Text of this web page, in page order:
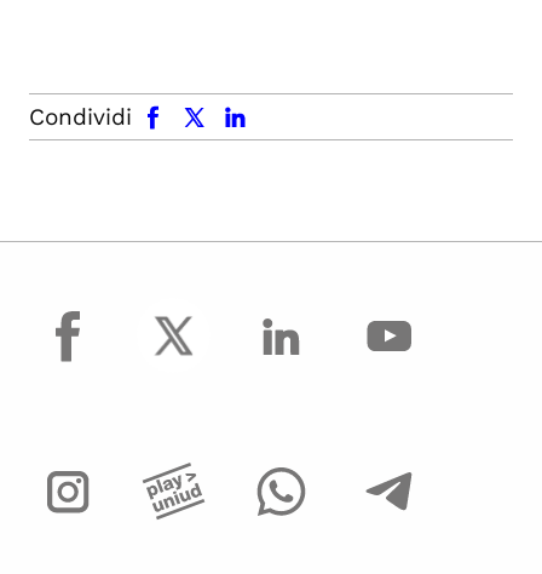
Condividi
facebook x.com linkedin
facebook